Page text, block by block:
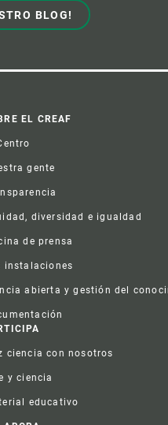
BLOG!
EL CREAF
gente
diversidad e igualdad
de prensa
instalaciones
abierta y gestión del
ciencia con nosotros
y ciencia
educativo